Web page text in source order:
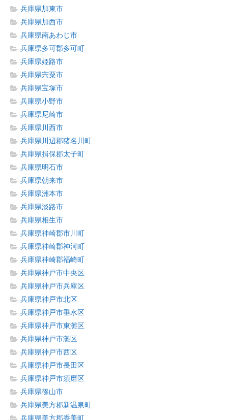
兵庫県加東市
兵庫県加西市
兵庫県南あわじ市
兵庫県多可郡多可町
兵庫県姫路市
兵庫県宍粟市
兵庫県宝塚市
兵庫県小野市
兵庫県尼崎市
兵庫県川西市
兵庫県川辺郡猪名川町
兵庫県揖保郡太子町
兵庫県明石市
兵庫県朝来市
兵庫県洲本市
兵庫県淡路市
兵庫県相生市
兵庫県神崎郡市川町
兵庫県神崎郡神河町
兵庫県神崎郡福崎町
兵庫県神戸市中央区
兵庫県神戸市兵庫区
兵庫県神戸市北区
兵庫県神戸市垂水区
兵庫県神戸市東灘区
兵庫県神戸市灘区
兵庫県神戸市西区
兵庫県神戸市長田区
兵庫県神戸市須磨区
兵庫県篠山市
兵庫県美方郡新温泉町
兵庫県美方郡香美町